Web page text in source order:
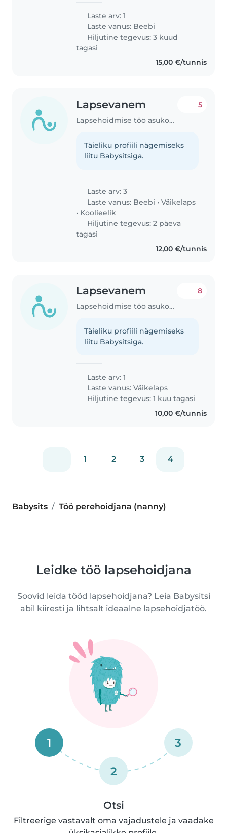
Laste arv: 1
Laste vanus: Beebi
Hiljutine tegevus: 3 kuud
tagasi
15,00 €/tunnis
Lapsevanem
Lapsehoidmise töö asukohas Tallinn
5
Täieliku profiili nägemiseks
liitu Babysitsiga.
Laste arv: 3
Laste vanus: Beebi •Väikelaps
• Koolieelik
Hiljutine tegevus: 2 päeva
tagasi
12,00 €/tunnis
Lapsevanem
Lapsehoidmise töö asukohas Tallinn
8
Täieliku profiili nägemiseks
liitu Babysitsiga.
Laste arv: 1
Laste vanus:Väikelaps
Hiljutine tegevus: 1 kuu tagasi
10,00 €/tunnis
1 2 3 4
Babysits Töö perehoidjana (nanny)
Leidke töö lapsehoidjana
Soovid leida tööd lapsehoidjana? Leia Babysitsi
abil kiiresti ja lihtsalt ideaalne lapsehoidjatöö.
1
2
3
Otsi
Filtreerige vastavalt oma vajadustele ja vaadake